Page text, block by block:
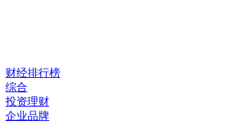
财经排行榜
综合
投资理财
企业品牌